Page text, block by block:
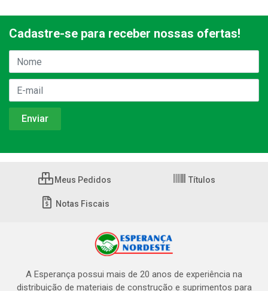
Cadastre-se para receber nossas ofertas!
Meus Pedidos Títulos
Notas Fiscais
A Esperança possui mais de 20 anos de experiência na
distribuição de materiais de construção e suprimentos para